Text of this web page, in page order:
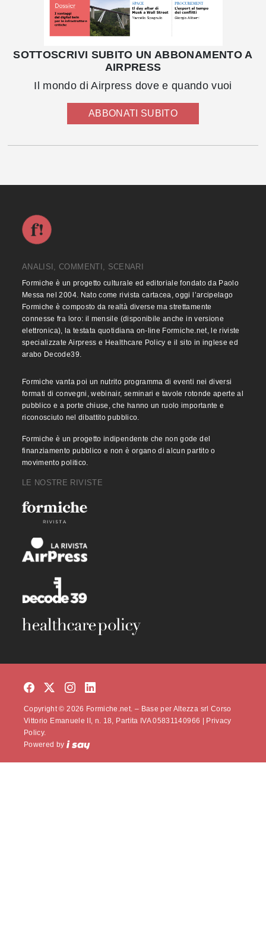
SOTTOSCRIVI SUBITO UN ABBONAMENTO A
AIRPRESS
Il mondo di Airpress dove e quando vuoi
ABBONATI SUBITO
ANALISI, COMMENTI, SCENARI
Formiche è un progetto culturale ed editoriale fondato da Paolo
Messa nel 2004. Nato come rivista cartacea, oggi l’arcipelago
Formiche è composto da realtà diverse ma strettamente
connesse fra loro: il mensile (disponibile anche in versione
elettronica), la testata quotidiana on-line Formiche.net, le riviste
specializzate Airpress e Healthcare Policy e il sito in inglese ed
arabo Decode39.
Formiche vanta poi un nutrito programma di eventi nei diversi
formati di convegni, webinair, seminari e tavole rotonde aperte al
pubblico e a porte chiuse, che hanno un ruolo importante e
riconosciuto nel dibattito pubblico.
Formiche è un progetto indipendente che non gode del
finanziamento pubblico e non è organo di alcun partito o
movimento politico.
LE NOSTRE RIVISTE
Copyright © 2026 Formiche.net. – Base per Altezza srl Corso
Vittorio Emanuele II, n. 18, Partita IVA 05831140966 | Privacy
Policy.
Powered by